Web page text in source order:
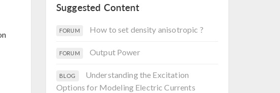
Suggested Content
FORUM How to set density anisotropic ?
FORUM Output Power
BLOG
Understanding the Excitation
Options for Modeling Electric Currents